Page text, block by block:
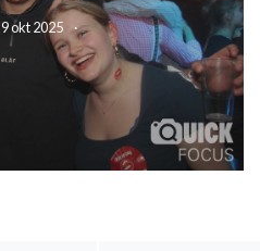
9 okt 2025